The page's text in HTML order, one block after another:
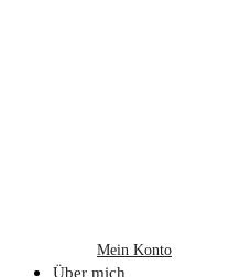
Mein Konto
Über mich